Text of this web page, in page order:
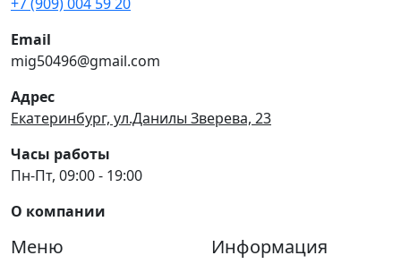
Email
mig50496@gmail.com
Адрес
Екатеринбург, ул.Данилы Зверева, 23
Часы работы
Пн-Пт, 09:00 - 19:00
О компании
Меню Информация